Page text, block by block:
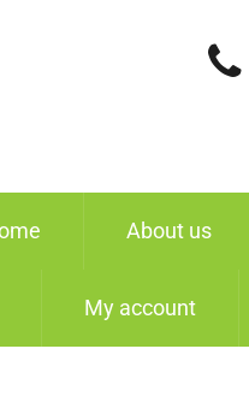
About us
My account